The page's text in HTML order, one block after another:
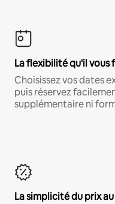
La flexibilité qu'il vous
Choisissez vos dates
puis réservez
supplémentaire ni
La simplicité du prix